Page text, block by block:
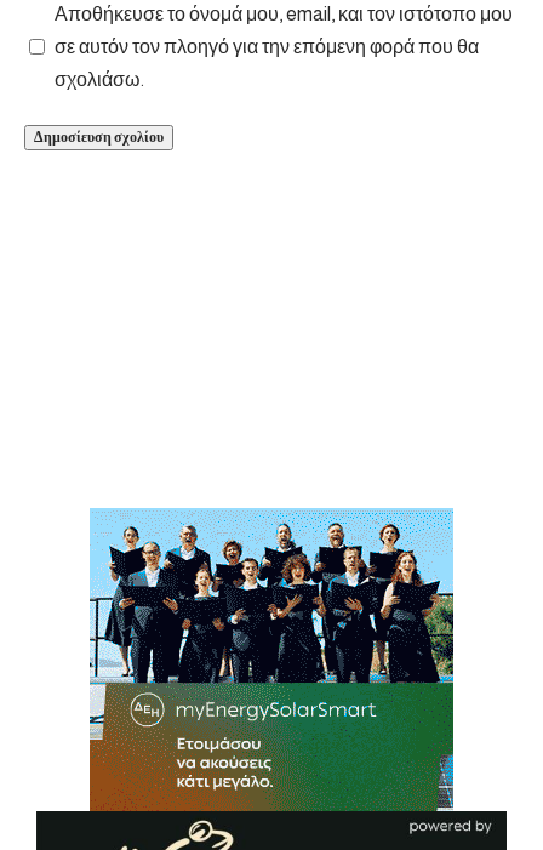
Αποθήκευσε το όνομά μου, email, και τον ιστότοπο μου
σε αυτόν τον πλοηγό για την επόμενη φορά που θα
σχολιάσω.